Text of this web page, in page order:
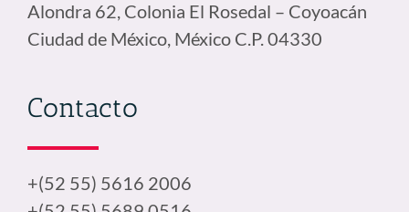
Alondra 62, Colonia El Rosedal – Coyoacán
Ciudad de México, México C.P. 04330
Contacto
+(52 55) 5616 2006